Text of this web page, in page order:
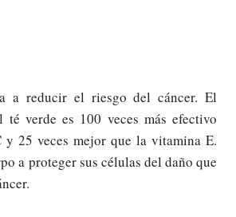
a reducir el riesgo del cáncer. El
té verde es 100 veces más efectivo
25 veces mejor que la vitamina E.
a proteger sus células del daño que